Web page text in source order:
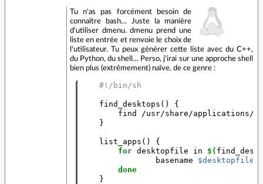
Tu n'as pas forcément besoin de
connaître bash… Juste la manière
d'utiliser dmenu. dmenu prend une
liste en entrée et renvoie le choix de
l'utilisateur. Tu peux générer cette liste avec du C++,
du Python, du shell… Perso, j'irai sur une approche shell
bien plus (extrêmement) naïve, de ce genre :
#!/bin/sh
    find_desktops
()
{
find /usr/share/applications/
}
    list_apps
()
{
for desktopfile in $(
basename $desktopfile
done
}